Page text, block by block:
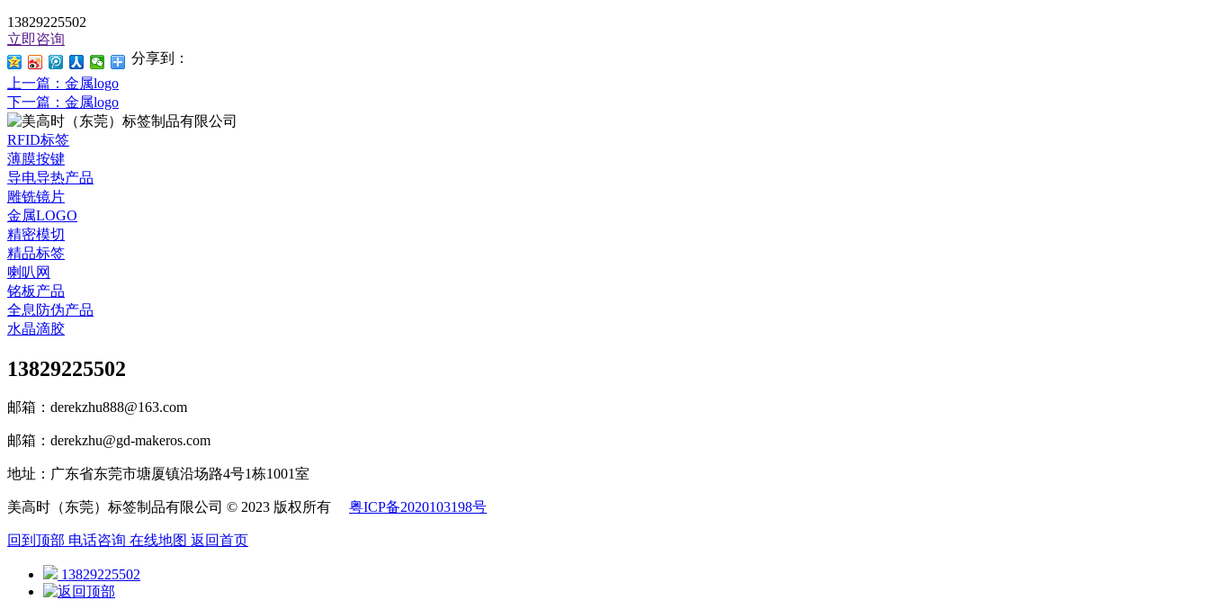
13829225502
立即咨询
分享到：
上一篇 ：金属logo
下一篇 ：金属logo
RFID标签
薄膜按键
导电导热产品
雕铣镜片
金属LOGO
精密模切
精品标签
喇叭网
铭板产品
全息防伪产品
水晶滴胶
13829225502
邮箱：derekzhu888@163.com
邮箱：derekzhu@gd-makeros.com
地址：广东省东莞市塘厦镇沿场路4号1栋1001室
美高时（东莞）标签制品有限公司 © 2023 版权所有 粤ICP备2020103198号
回到顶部 电话咨询 在线地图 返回首页
13829225502